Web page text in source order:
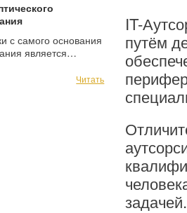
с самого основания
является…
Читать
IT-
путём
задачей.